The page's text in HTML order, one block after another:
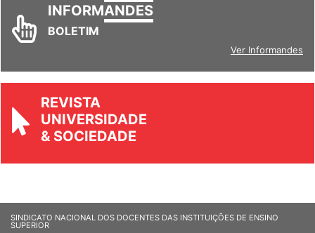
INFORMANDES
BOLETIM
Ver Informandes
REVISTA
UNIVERSIDADE
& SOCIEDADE
SINDICATO NACIONAL DOS DOCENTES DAS INSTITUIÇÕES DE ENSINO
SUPERIOR